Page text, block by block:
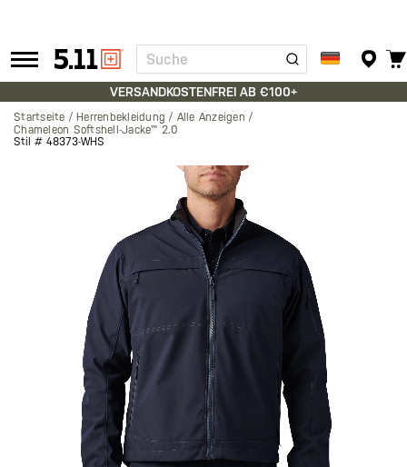
Tactical
Gear
Suche
VERSANDKOSTENFREI AB €100+
Startseite Herrenbekleidung
Alle Anzeigen
Chameleon Softshell-Jacke™ 2.0
Stil # 48373-WHS